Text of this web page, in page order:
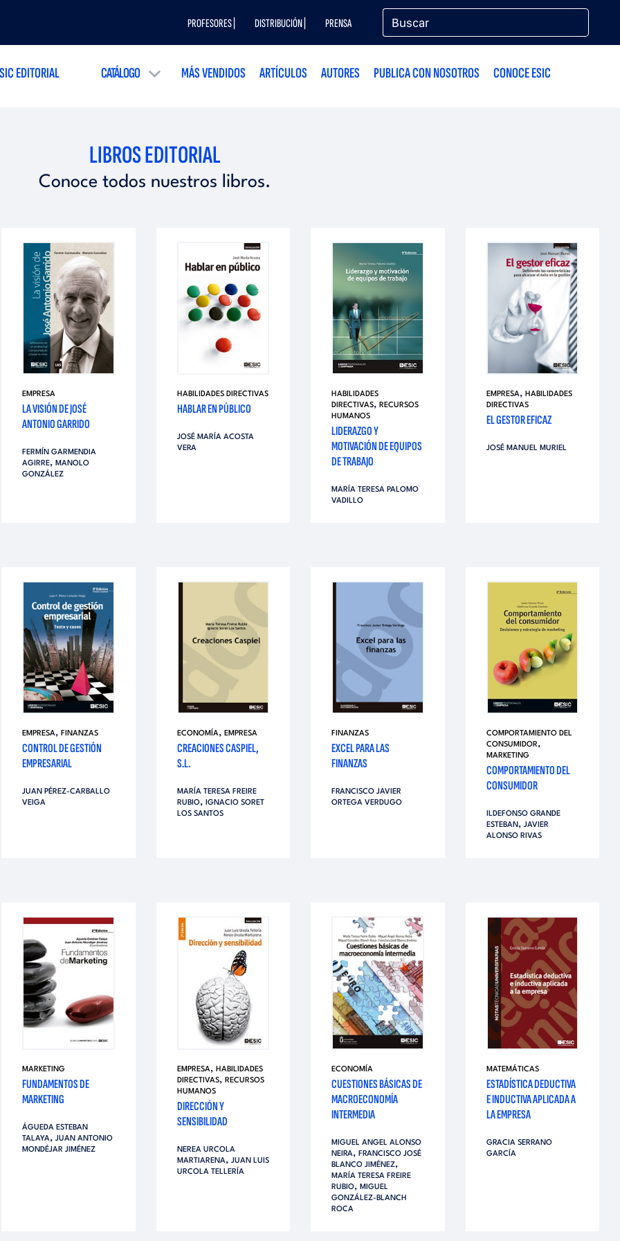
PROFESORES | DISTRIBUCIÓN | PRENSA
EDITORIAL CATÁLOGO MÁS VENDIDOS ARTÍCULOS AUTORES PUBLICA CON NOSOTROS CONOCE ESIC
LIBROS EDITORIAL
Conoce todos nuestros libros.
EMPRESA
LA VISIÓN DE JOSÉ
ANTONIO GARRIDO
FERMÍN GARMENDIA
AGIRRE,MANOLO
GONZÁLEZ
HABILIDADES DIRECTIVAS
HABLAR EN PÚBLICO
JOSÉ MARÍA ACOSTA
VERA
HABILIDADES
DIRECTIVAS,RECURSOS
HUMANOS
LIDERAZGO Y
MOTIVACIÓN DE EQUIPOS
DE TRABAJO
MARÍA TERESA PALOMO
VADILLO
EMPRESA, HABILIDADES
DIRECTIVAS
EL GESTOR EFICAZ
JOSÉ MANUEL MURIEL
EMPRESA,FINANZAS
CONTROL DE GESTIÓN
EMPRESARIAL
JUAN PÉREZ-CARBALLO
VEIGA
ECONOMÍA, EMPRESA
CREACIONES CASPIEL,
S.L.
MARÍA TERESA FREIRE
RUBIO, IGNACIO SORET
LOS SANTOS
FINANZAS
EXCEL PARA LAS
FINANZAS
FRANCISCO JAVIER
ORTEGA VERDUGO
COMPORTAMIENTO DEL
CONSUMIDOR,
MARKETING
COMPORTAMIENTO DEL
CONSUMIDOR
ILDEFONSO GRANDE
ESTEBAN, JAVIER
ALONSO RIVAS
MARKETING
FUNDAMENTOS DE
MARKETING
ÁGUEDA ESTEBAN
TALAYA,JUAN ANTONIO
MONDÉJAR JIMÉNEZ
EMPRESA, HABILIDADES
DIRECTIVAS, RECURSOS
HUMANOS
DIRECCIÓN Y
SENSIBILIDAD
NEREA URCOLA
MARTIARENA, JUAN LUIS
URCOLA TELLERÍA
ECONOMÍA
CUESTIONES BÁSICAS DE
MACROECONOMÍA
INTERMEDIA
MIGUEL ANGEL ALONSO
NEIRA,FRANCISCO JOSÉ
BLANCO JIMÉNEZ,
MARÍA TERESA FREIRE
RUBIO,MIGUEL
GONZÁLEZ-BLANCH
ROCA
MATEMÁTICAS
ESTADÍSTICA DEDUCTIVA
E INDUCTIVA APLICADA A
LA EMPRESA
GRACIA SERRANO
GARCÍA